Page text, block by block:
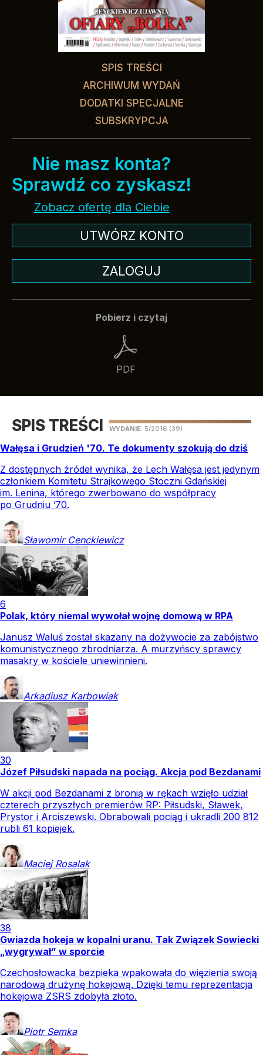
SPIS TREŚCI
ARCHIWUM WYDAŃ
DODATKI SPECJALNE
SUBSKRYPCJA
Nie masz konta?
Sprawdź co zyskasz!
Zobacz ofertę dla Ciebie
UTWÓRZ KONTO
ZALOGUJ
Pobierz i czytaj
PDF
SPIS TREŚCI WYDANIE: 5/2016 (39)
Wałęsa i Grudzień '70. Te dokumenty szokują do dziś
Z dostępnych źródeł wynika, że Lech Wałęsa jest jedynym
członkiem Komitetu Strajkowego Stoczni Gdańskiej
im. Lenina, którego zwerbowano do współpracy
po Grudniu ’70.
Sławomir Cenckiewicz
6
Polak, który niemal wywołał wojnę domową w RPA
Janusz Waluś został skazany na dożywocie za zabójstwo
komunistycznego zbrodniarza. A murzyńscy sprawcy
masakry w kościele uniewinnieni.
Arkadiusz Karbowiak
30
Józef Piłsudski napada na pociąg. Akcja pod Bezdanami
W akcji pod Bezdanami z bronią w rękach wzięło udział
czterech przyszłych premierów RP: Piłsudski, Sławek,
Prystor i Arciszewski. Obrabowali pociąg i ukradli 200 812
rubli 61 kopiejek.
Maciej Rosalak
38
Gwiazda hokeja w kopalni uranu. Tak Związek Sowiecki
„wygrywał” w sporcie
Czechosłowacka bezpieka wpakowała do więzienia swoją
narodową drużynę hokejową. Dzięki temu reprezentacja
hokejowa ZSRS zdobyła złoto.
Piotr Semka